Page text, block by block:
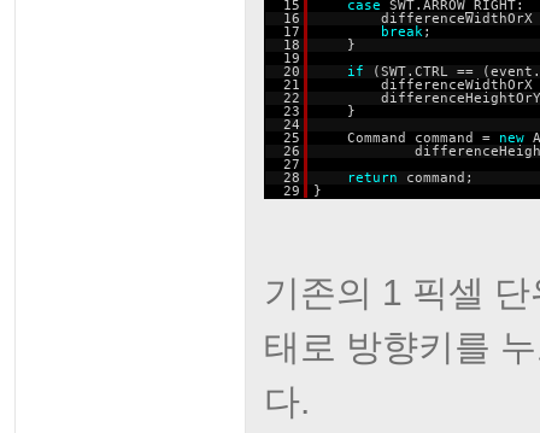
15
case
SWT.ARROW_RIGHT:
16
17
break;
18
}
19
20
if
(SWT.CTRL ==
21
22
23
}
24
25
Command command = new
26
27
28
return
command;
29
}
기존의 1 픽셀
태로 방향키를
다.